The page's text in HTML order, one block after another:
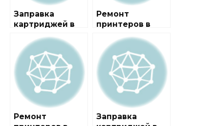
Заправка
картриджей в
Бирюлёво
Западное
Ремонт
принтеров в
Бирюлево
Восточное
Ремонт
Заправка